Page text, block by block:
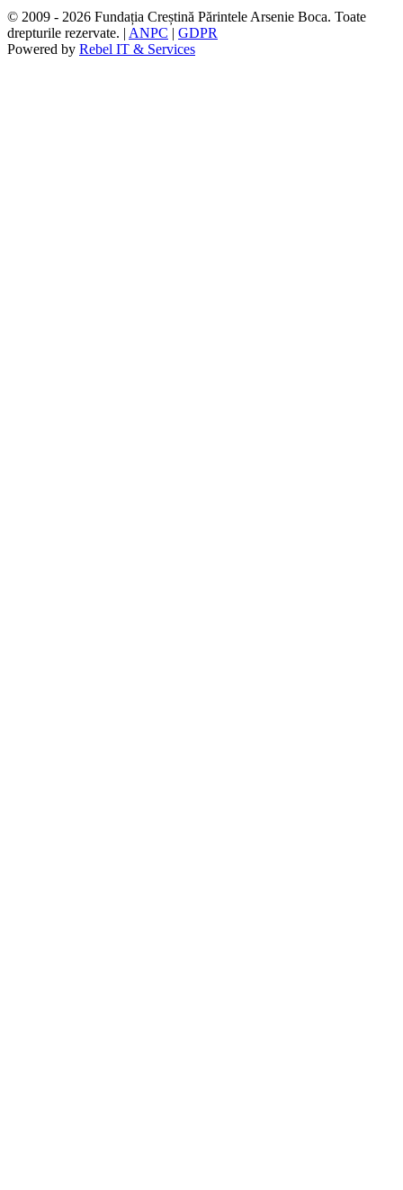
© 2009 - 2026 Fundația Creștină Părintele Arsenie Boca. Toate
drepturile rezervate. | ANPC | GDPR
Powered by Rebel IT & Services